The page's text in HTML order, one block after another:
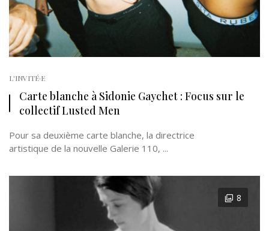
L'INVITÉ·E
Carte blanche à Sidonie Gaychet : Focus sur le
collectif Lusted Men
Pour sa deuxième carte blanche, la directrice
artistique de la nouvelle Galerie 110, ...
8